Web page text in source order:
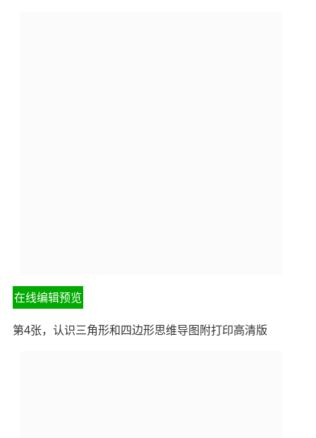
在线编辑预览
第4张，认识三角形和四边形思维导图附打印高清版